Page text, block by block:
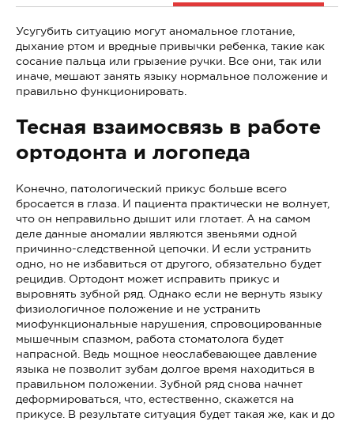
Усугубить ситуацию могут аномальное глотание,
дыхание ртом и вредные привычки ребенка, такие как
сосание пальца или грызение ручки. Все они, так или
иначе, мешают занять языку нормальное положение и
правильно функционировать.
Тесная взаимосвязь в работе
ортодонта и логопеда
Конечно, патологический прикус больше всего
бросается в глаза. И пациента практически не волнует,
что он неправильно дышит или глотает. А на самом
деле данные аномалии являются звеньями одной
причинно-следственной цепочки. И если устранить
одно, но не избавиться от другого, обязательно будет
рецидив. Ортодонт может исправить прикус и
выровнять зубной ряд. Однако если не вернуть языку
физиологичное положение и не устранить
миофункциональные нарушения, спровоцированные
мышечным спазмом, работа стоматолога будет
напрасной. Ведь мощное неослабевающее давление
языка не позволит зубам долгое время находиться в
правильном положении. Зубной ряд снова начнет
деформироваться, что, естественно, скажется на
прикусе. В результате ситуация будет такая же, как и до